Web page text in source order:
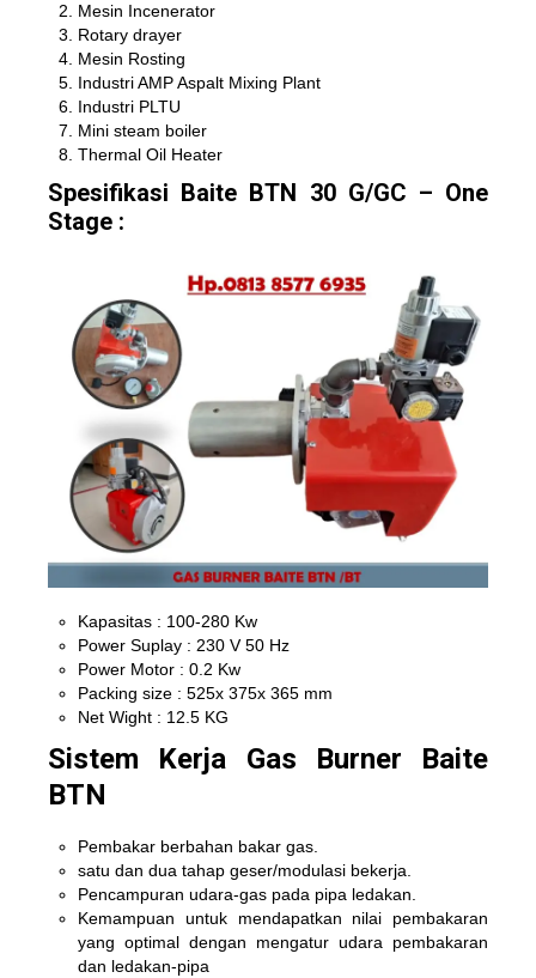
Mesin Incenerator
Rotary drayer
Mesin Rosting
Industri AMP Aspalt Mixing Plant
Industri PLTU
Mini steam boiler
Thermal Oil Heater
Spesifikasi Baite BTN 30 G/GC – One
Stage :
Kapasitas : 100-280 Kw
Power Suplay : 230 V 50 Hz
Power Motor : 0.2 Kw
Packing size : 525x 375x 365 mm
Net Wight : 12.5 KG
Sistem Kerja Gas Burner Baite
BTN
Pembakar berbahan bakar gas.
satu dan dua tahap geser/modulasi bekerja.
Pencampuran udara-gas pada pipa ledakan.
Kemampuan untuk mendapatkan nilai pembakaran
yang optimal dengan mengatur udara pembakaran
dan ledakan-pipa